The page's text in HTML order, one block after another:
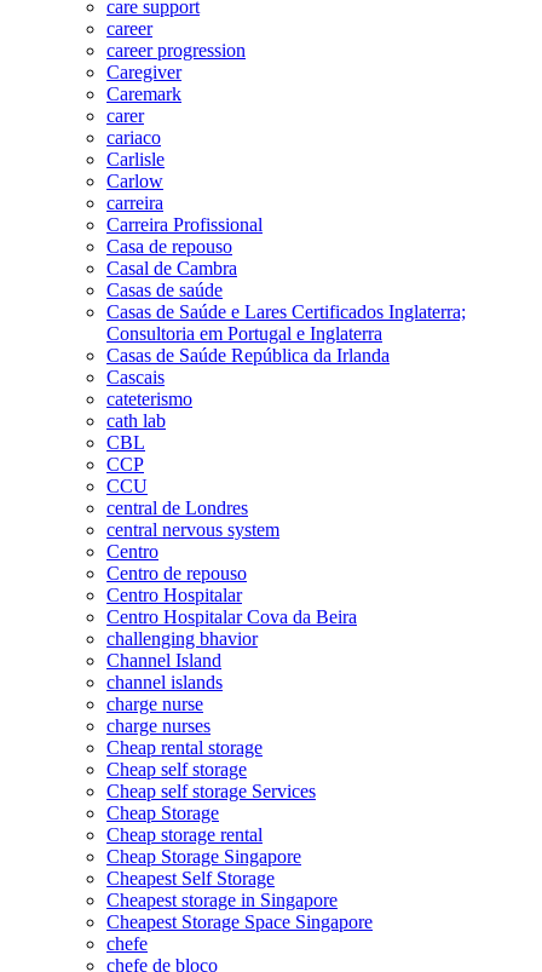
care support
career
career progression
Caregiver
Caremark
carer
cariaco
Carlisle
Carlow
carreira
Carreira Profissional
Casa de repouso
Casal de Cambra
Casas de saúde
Casas de Saúde e Lares Certificados Inglaterra;
Consultoria em Portugal e Inglaterra
Casas de Saúde República da Irlanda
Cascais
cateterismo
cath lab
CBL
CCP
CCU
central de Londres
central nervous system
Centro
Centro de repouso
Centro Hospitalar
Centro Hospitalar Cova da Beira
challenging bhavior
Channel Island
channel islands
charge nurse
charge nurses
Cheap rental storage
Cheap self storage
Cheap self storage Services
Cheap Storage
Cheap storage rental
Cheap Storage Singapore
Cheapest Self Storage
Cheapest storage in Singapore
Cheapest Storage Space Singapore
chefe
chefe de bloco